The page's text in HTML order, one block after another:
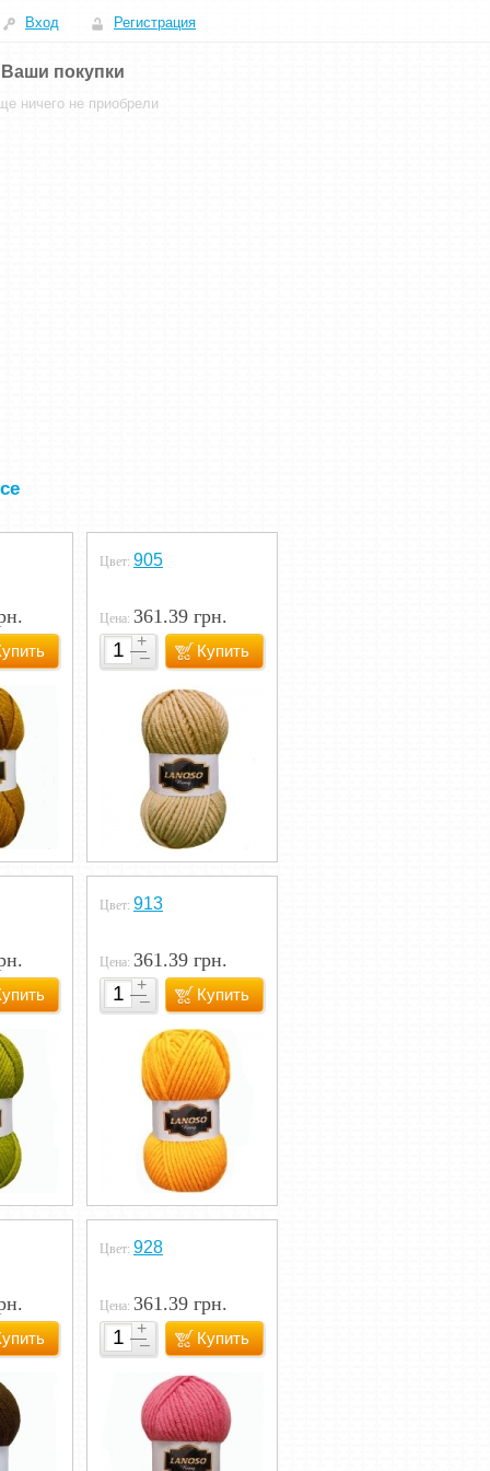
Вход Регистрация
Ваши покупки
ничего не приобрели
Цвет: 905
Цена: 361.39 грн.
Купить
Цвет: 913
Цена: 361.39 грн.
Купить
Цвет: 928
Цена: 361.39 грн.
Купить